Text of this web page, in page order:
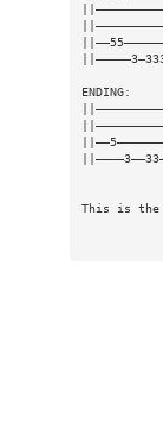
ENDING:
This is the